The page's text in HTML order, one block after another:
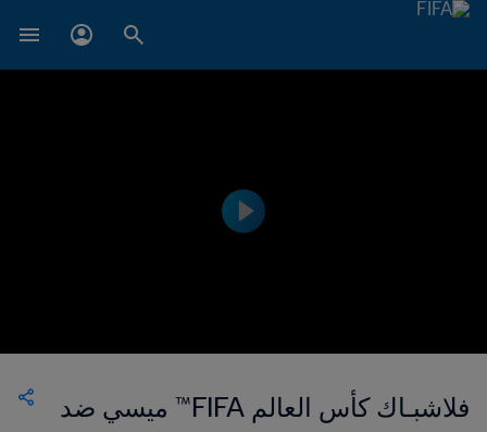
فلاشبـاك كأس العالم FIFA™ ميسي ضد